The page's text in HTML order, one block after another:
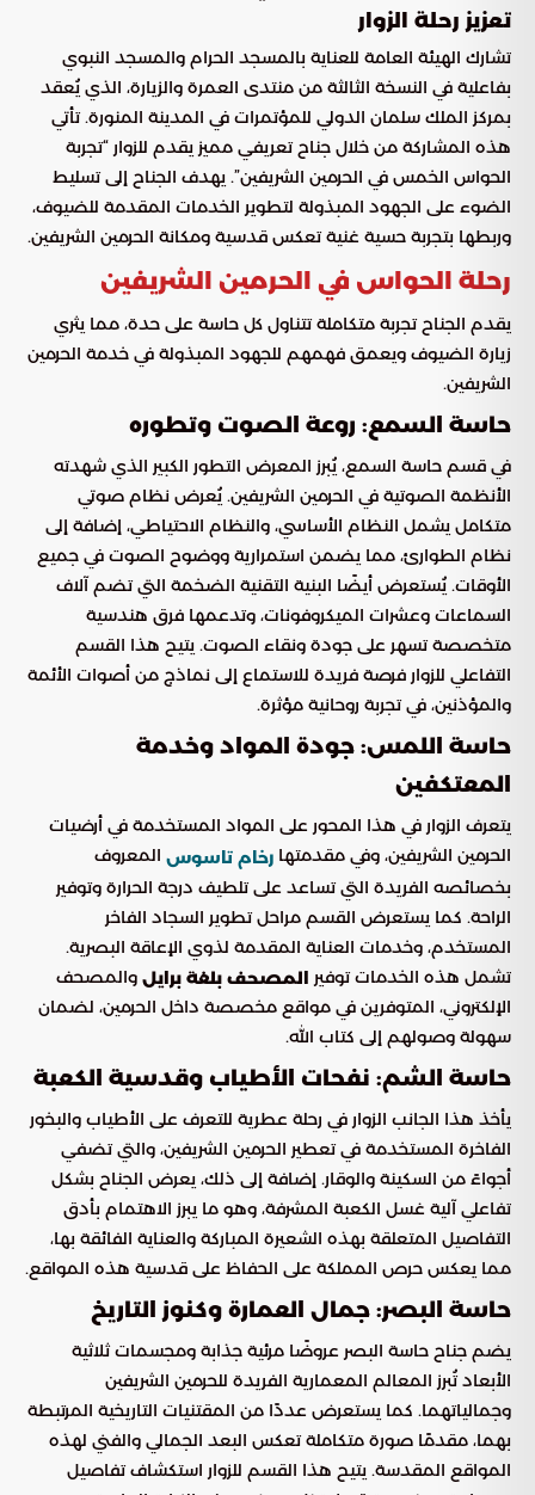
تعزيز رحلة الزوار
تشارك الهيئة العامة للعناية بالمسجد الحرام والمسجد النبوي
بفاعلية في النسخة الثالثة من منتدى العمرة والزيارة، الذي يُعقد
بمركز الملك سلمان الدولي للمؤتمرات في المدينة المنورة. تأتي
هذه المشاركة من خلال جناح تعريفي مميز يقدم للزوار “تجربة
الحواس الخمس في الحرمين الشريفين”. يهدف الجناح إلى تسليط
الضوء على الجهود المبذولة لتطوير الخدمات المقدمة للضيوف،
وربطها بتجربة حسية غنية تعكس قدسية ومكانة الحرمين الشريفين.
رحلة الحواس في الحرمين الشريفين
يقدم الجناح تجربة متكاملة تتناول كل حاسة على حدة، مما يثري
زيارة الضيوف ويعمق فهمهم للجهود المبذولة في خدمة الحرمين
الشريفين.
حاسة السمع: روعة الصوت وتطوره
في قسم حاسة السمع، يُبرز المعرض التطور الكبير الذي شهدته
الأنظمة الصوتية في الحرمين الشريفين. يُعرض نظام صوتي
متكامل يشمل النظام الأساسي، والنظام الاحتياطي، إضافة إلى
نظام الطوارئ، مما يضمن استمرارية ووضوح الصوت في جميع
الأوقات. يُستعرض أيضًا البنية التقنية الضخمة التي تضم آلاف
السماعات وعشرات الميكروفونات، وتدعمها فرق هندسية
متخصصة تسهر على جودة ونقاء الصوت. يتيح هذا القسم
التفاعلي للزوار فرصة فريدة للاستماع إلى نماذج من أصوات الأئمة
والمؤذنين، في تجربة روحانية مؤثرة.
حاسة اللمس: جودة المواد وخدمة
المعتكفين
يتعرف الزوار في هذا المحور على المواد المستخدمة في أرضيات
الحرمين الشريفين، وفي مقدمتها رخام تاسوس المعروف
بخصائصه الفريدة التي تساعد على تلطيف درجة الحرارة وتوفير
الراحة. كما يستعرض القسم مراحل تطوير السجاد الفاخر
المستخدم، وخدمات العناية المقدمة لذوي الإعاقة البصرية.
تشمل هذه الخدمات توفير المصحف بلغة برايل والمصحف
الإلكتروني، المتوفرين في مواقع مخصصة داخل الحرمين، لضمان
سهولة وصولهم إلى كتاب الله.
حاسة الشم: نفحات الأطياب وقدسية الكعبة
يأخذ هذا الجانب الزوار في رحلة عطرية للتعرف على الأطياب والبخور
الفاخرة المستخدمة في تعطير الحرمين الشريفين، والتي تضفي
أجواءً من السكينة والوقار. إضافة إلى ذلك، يعرض الجناح بشكل
تفاعلي آلية غسل الكعبة المشرفة، وهو ما يبرز الاهتمام بأدق
التفاصيل المتعلقة بهذه الشعيرة المباركة والعناية الفائقة بها،
مما يعكس حرص المملكة على الحفاظ على قدسية هذه المواقع.
حاسة البصر: جمال العمارة وكنوز التاريخ
يضم جناح حاسة البصر عروضًا مرئية جذابة ومجسمات ثلاثية
الأبعاد تُبرز المعالم المعمارية الفريدة للحرمين الشريفين
وجمالياتهما. كما يستعرض عددًا من المقتنيات التاريخية المرتبطة
بهما، مقدمًا صورة متكاملة تعكس البعد الجمالي والفني لهذه
المواقع المقدسة. يتيح هذا القسم للزوار استكشاف تفاصيل